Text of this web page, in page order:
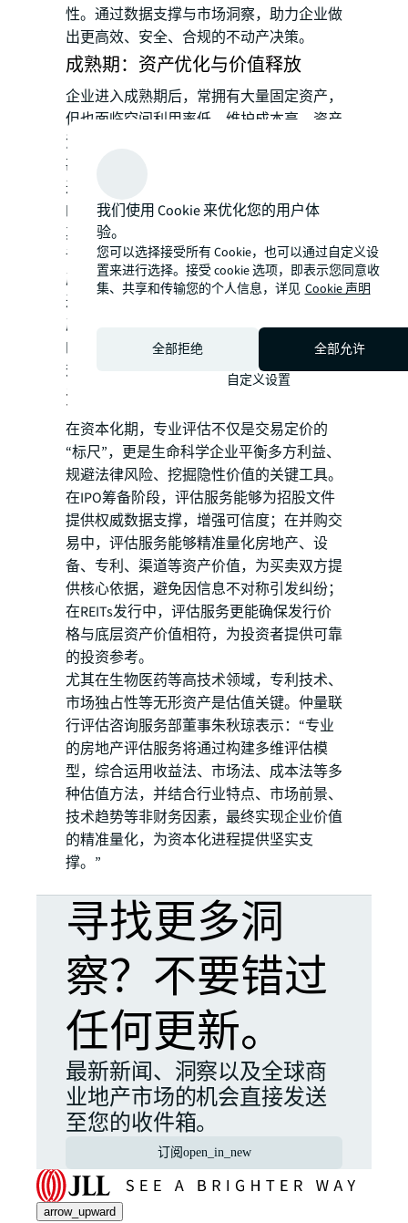
性。通过数据支撑与市场洞察，助力企业做
出更高效、安全、合规的不动产决策。
成熟期：资产优化与价值释放
企业进入成熟期后，常拥有大量固定资产，
但也面临空间利用率低、维护成本高、资产
流动性差等问题，此时，评估团队通过现场
勘查和流程分析，识别闲置或低效空间，通
过提升利用效率的解决方案，实现降本增效
的目标。
其次，团队不但会衡量房产市值，还会综合
评估设备、专利、品牌等资产价值，提出资
产重组建议，例如出售、出租低效资产或通
过售后回租等方式盘活资产，从而释放房地
产空间的价值。这些方案不仅能够改善企业
的现金流状况，还能优化资产负债结构，提
升企业的财务健康水平。
资本化期：价值量化与风险规避
在资本化期，专业评估不仅是交易定价的
“标尺”，更是生命科学企业平衡多方利益、
规避法律风险、挖掘隐性价值的关键工具。
在IPO筹备阶段，评估服务能够为招股文件
提供权威数据支撑，增强可信度；在并购交
易中，评估服务能够精准量化房地产、设
备、专利、渠道等资产价值，为买卖双方提
供核心依据，避免因信息不对称引发纠纷；
在REITs发行中，评估服务更能确保发行价
格与底层资产价值相符，为投资者提供可靠
的投资参考。
尤其在生物医药等高技术领域，专利技术、
市场独占性等无形资产是估值关键。仲量联
行评估咨询服务部董事朱秋琼表示：“专业
的房地产评估服务将通过构建多维评估模
型，综合运用收益法、市场法、成本法等多
种估值方法，并结合行业特点、市场前景、
技术趋势等非财务因素，最终实现企业价值
的精准量化，为资本化进程提供坚实支
撑。”
寻找更多洞
察？不要错过
任何更新。
最新新闻、洞察以及全球商
业地产市场的机会直接发送
至您的收件箱。
订阅 open_in_new
arrow_upward
我们使用 Cookie 来优化您的用户体
验。
您可以选择接受所有 Cookie，也可以通过自定义设
置来进行选择。接受 cookie 选项，即表示您同意收
集、共享和传输您的个人信息，详见 Cookie 声明
全部拒绝
全部允许
自定义设置